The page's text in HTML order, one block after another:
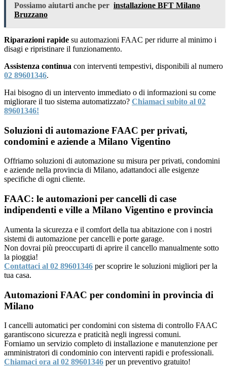
Possiamo aiutarti anche per installazione BFT Milano
Bruzzano
Riparazioni rapide su automazioni FAAC per ridurre al minimo i
disagi e ripristinare il funzionamento.
Assistenza continua con interventi tempestivi, disponibili al numero
02 89601346.
Hai bisogno di un intervento immediato o di informazioni su come
migliorare il tuo sistema automatizzato? Chiamaci subito al 02
89601346!
Soluzioni di automazione FAAC per privati,
condomini e aziende a Milano Vigentino
Offriamo soluzioni di automazione su misura per privati, condomini
e aziende nella provincia di Milano, adattandoci alle esigenze
specifiche di ogni cliente.
FAAC: le automazioni per cancelli di case
indipendenti e ville a Milano Vigentino e provincia
Aumenta la sicurezza e il comfort della tua abitazione con i nostri
sistemi di automazione per cancelli e porte garage.
Non dovrai più preoccuparti di aprire il cancello manualmente sotto
la pioggia!
Contattaci al 02 89601346 per scoprire le soluzioni migliori per la
tua casa.
Automazioni FAAC per condomini in provincia di
Milano
I cancelli automatici per condomini con sistema di controllo FAAC
garantiscono sicurezza e praticità negli ingressi comuni.
Forniamo un servizio completo di installazione e manutenzione per
amministratori di condominio con interventi rapidi e professionali.
Chiamaci ora al 02 89601346 per un preventivo gratuito!